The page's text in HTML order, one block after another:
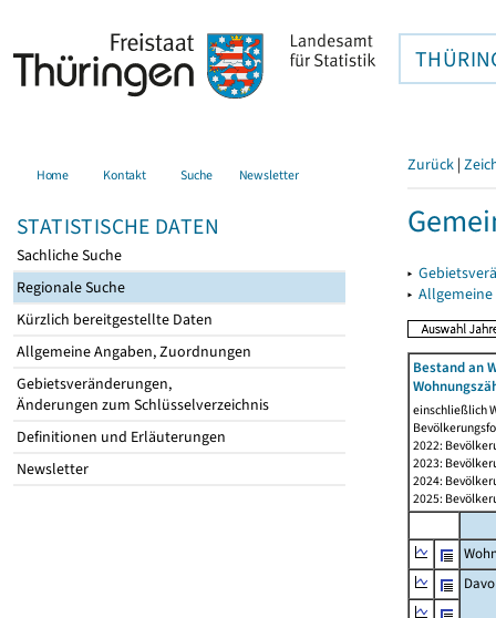
Home Kontakt Suche Newsletter
STATISTISCHE DATEN
Sachliche Suche
Regionale Suche
Kürzlich bereitgestellte Daten
Allgemeine Angaben, Zuordnungen
Gebietsveränderungen,
Änderungen zum Schlüsselverzeichnis
Definitionen und Erläuterungen
Newsletter
Zurück |
▸
▸
Bestand an
einschließlich
2022:
2023:
2024:
2025: